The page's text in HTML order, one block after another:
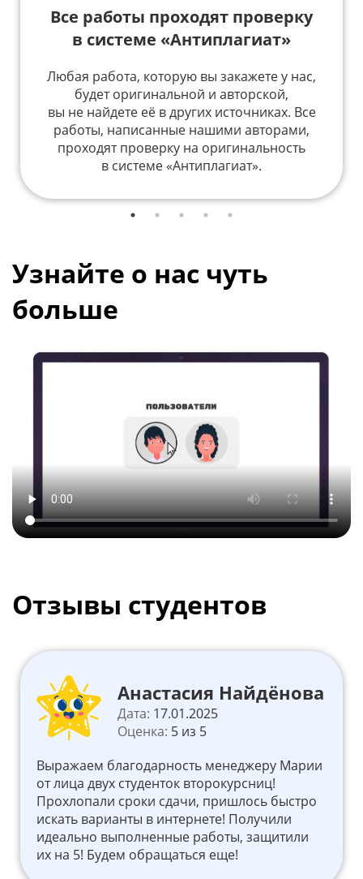
Все работы проходят проверку
в системе «Антиплагиат»
Любая работа, которую вы закажете у нас,
будет оригинальной и авторской,
вы не найдете её в других источниках. Все
работы, написанные нашими авторами,
проходят проверку на оригинальность
в системе «Антиплагиат».
Узнайте о нас чуть
больше
Отзывы студентов
Анастасия Найдёнова
Дата: 17.01.2025
Оценка: 5 из 5
Выражаем благодарность менеджеру Марии
от лица двух студенток второкурсниц!
Прохлопали сроки сдачи, пришлось быстро
искать варианты в интернете! Получили
идеально выполненные работы, защитили
их на 5! Будем обращаться еще!